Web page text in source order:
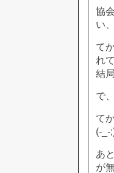
協
い
て
れ
結
で
て
(-_-
あ
が